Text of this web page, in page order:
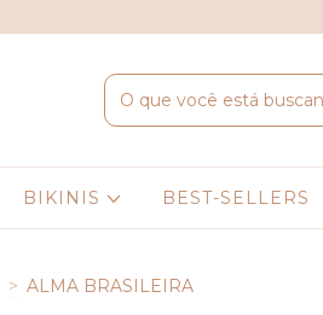
BIKINIS BEST-SELLERS
> ALMA BRASILEIRA